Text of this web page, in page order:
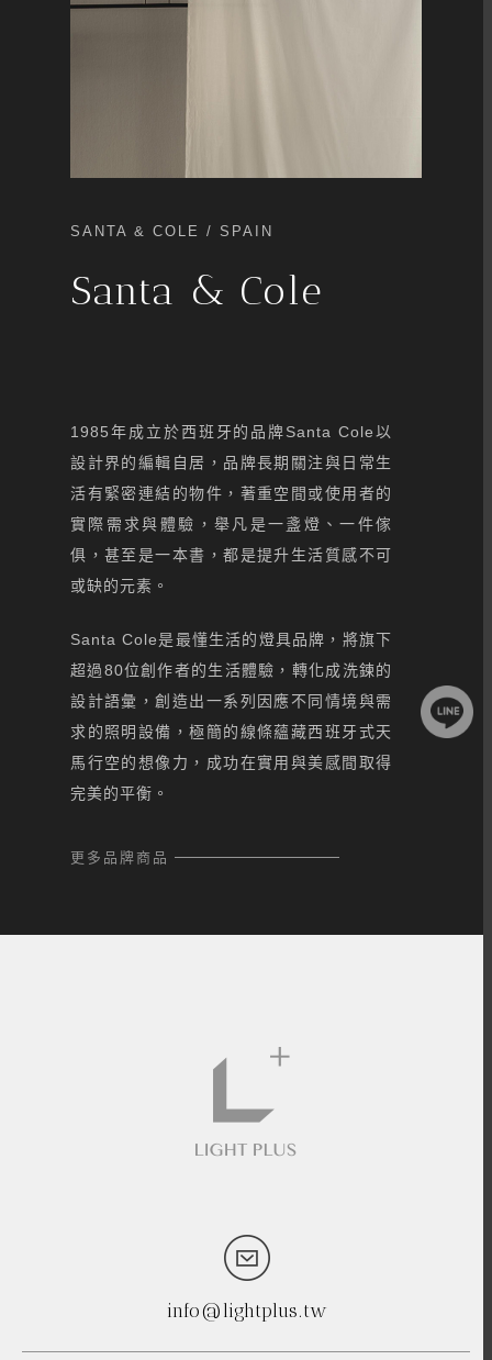
SANTA & COLE / SPAIN
Santa & Cole
1985年成立於西班牙的品牌Santa Cole以
設計界的編輯自居，品牌長期關注與日常生
活有緊密連結的物件，著重空間或使用者的
實際需求與體驗，舉凡是一盞燈、一件傢
俱，甚至是一本書，都是提升生活質感不可
或缺的元素。
Santa Cole是最懂生活的燈具品牌，將旗下
超過80位創作者的生活體驗，轉化成洗鍊的
設計語彙，創造出一系列因應不同情境與需
求的照明設備，極簡的線條蘊藏西班牙式天
馬行空的想像力，成功在實用與美感間取得
完美的平衡。
更多品牌商品
info@lightplus.tw